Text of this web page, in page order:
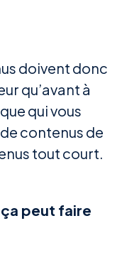
doivent donc
qu’avant à
qui vous
contenus de
tout court.
peut faire